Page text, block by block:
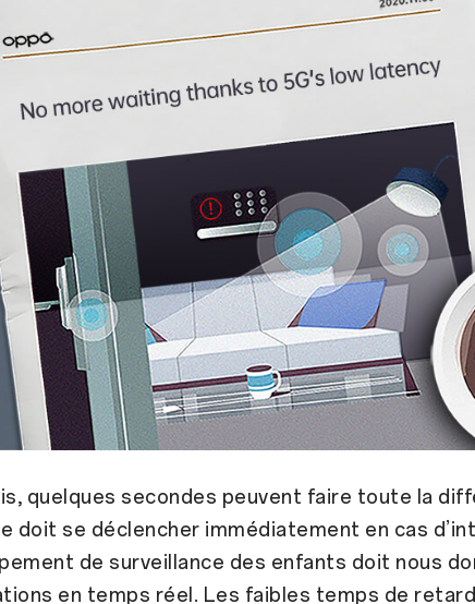
quelques secondes peuvent faire toute la
doit se déclencher immédiatement en cas
de surveillance des enfants doit nous
en temps réel. Les faibles temps de